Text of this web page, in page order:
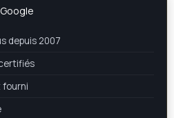
Google
depuis 2007
fourni